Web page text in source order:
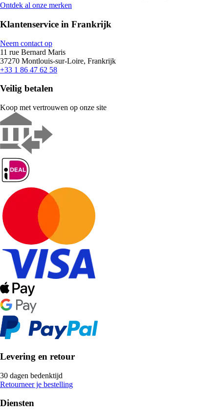
Ontdek al onze merken
Klantenservice in Frankrijk
Neem contact op
11 rue Bernard Maris
37270 Montlouis-sur-Loire, Frankrijk
+33 1 86 47 62 58
Veilig betalen
Koop met vertrouwen op onze site
Levering en retour
30 dagen bedenktijd
Retourneer je bestelling
Diensten